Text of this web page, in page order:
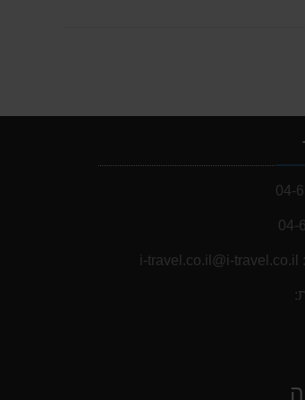
04-
04-
i-travel.co.il@i-travel.co.il